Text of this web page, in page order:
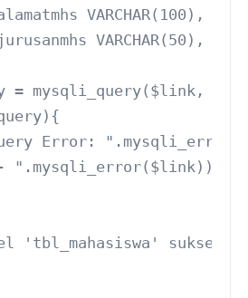
VARCHAR(100),
VARCHAR(50),
= mysqli_query($link,
Error:
".mysqli_error($link));
'tbl_mahasiswa' sukses